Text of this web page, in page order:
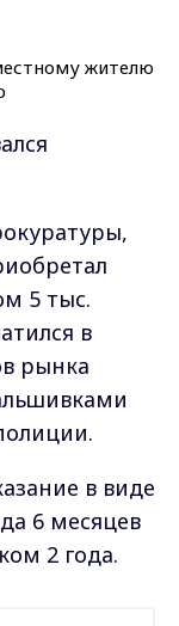
5 тыс.
в
рынка
в виде
6 месяцев
2 года.